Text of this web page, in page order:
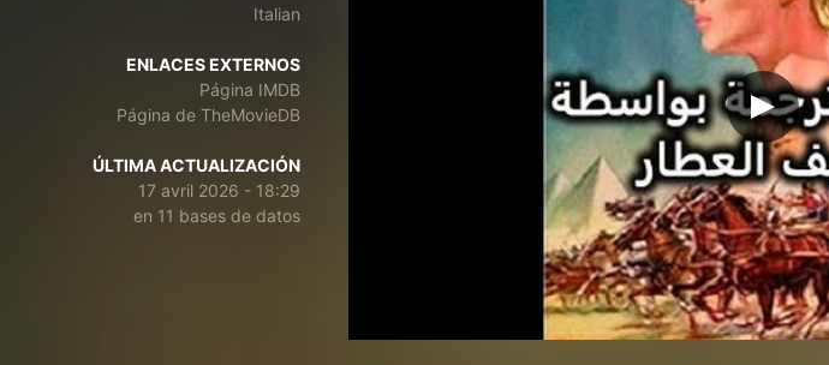
Italian
ENLACES EXTERNOS
Página IMDB
Página de TheMovieDB
ÚLTIMA ACTUALIZACIÓN
17 avril 2026 - 18:29
en 11 bases de datos